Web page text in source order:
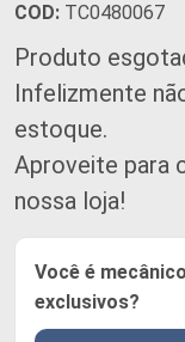
COD: TC0480067
Produto
Infelizmente
estoque.
Aproveite para
nossa loja!
Você é mecânico
exclusivos?